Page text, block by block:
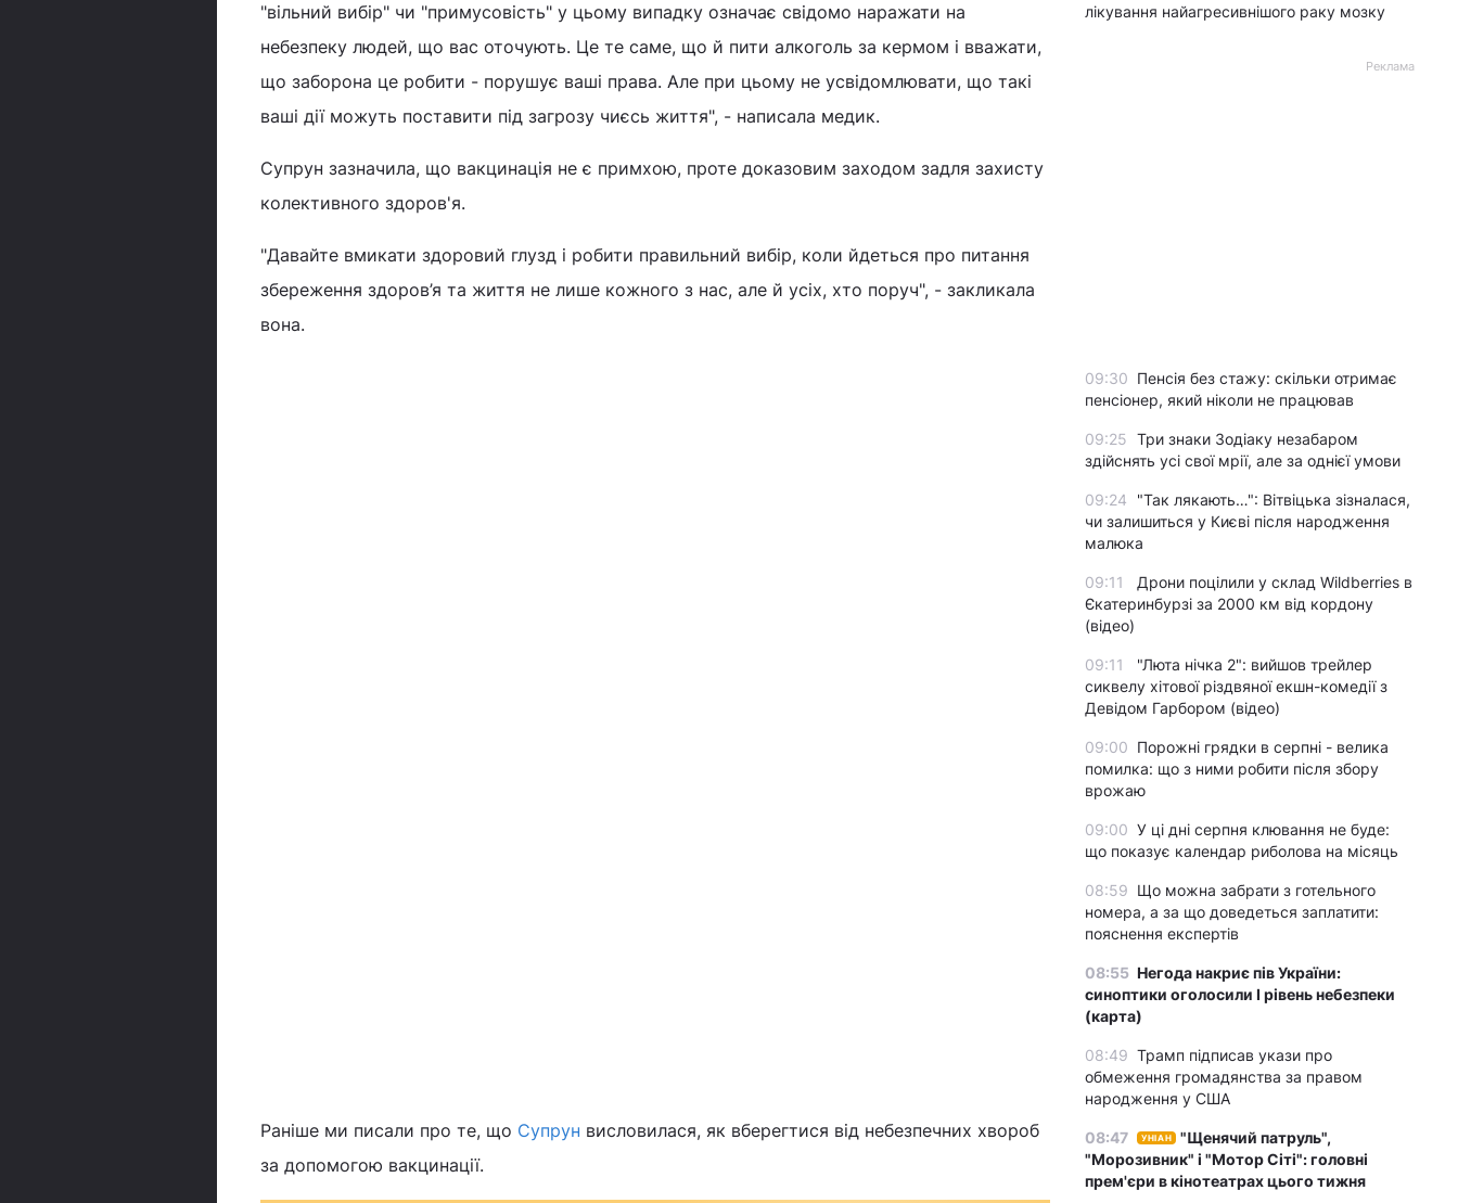
"вільний вибір" чи "примусовість" у цьому випадку означає свідомо наражати на
небезпеку людей, що вас оточують. Це те саме, що й пити алкоголь за кермом і вважати,
що заборона це робити - порушує ваші права. Але при цьому не усвідомлювати, що такі
ваші дії можуть поставити під загрозу чиєсь життя", - написала медик.
Супрун зазначила, що вакцинація не є примхою, проте доказовим заходом задля захисту
колективного здоров'я.
"Давайте вмикати здоровий глузд і робити правильний вибір, коли йдеться про питання
збереження здоров’я та життя не лише кожного з нас, але й усіх, хто поруч", - закликала
вона.
Раніше ми писали про те, що Супрун висловилася, як вберегтися від небезпечних хвороб
за допомогою вакцинації.
лікування найагресивнішого раку мозку
Реклама
09:30 Пенсія без стажу: скільки отримає
пенсіонер, який ніколи не працював
09:25 Три знаки Зодіаку незабаром
здійснять усі свої мрії, але за однієї умови
09:24
"Так лякають…": Вітвіцька зізналася,
чи залишиться у Києві після народження
малюка
09:11
Дрони поцілили у склад Wildberries в
Єкатеринбурзі за 2000 км від кордону
(відео)
09:11
"Люта нічка 2": вийшов трейлер
сиквелу хітової різдвяної екшн-комедії з
Девідом Гарбором (відео)
09:00 Порожні грядки в серпні - велика
помилка: що з ними робити після збору
врожаю
09:00 У ці дні серпня клювання не буде:
що показує календар риболова на місяць
08:59 Що можна забрати з готельного
номера, а за що доведеться заплатити:
пояснення експертів
08:55 Негода накриє пів України:
синоптики оголосили І рівень небезпеки
(карта)
08:49 Трамп підписав укази про
обмеження громадянства за правом
народження у США
08:47 УНІАН
"Щенячий патруль",
"Морозивник" і "Мотор Сіті": головні
прем'єри в кінотеатрах цього тижня